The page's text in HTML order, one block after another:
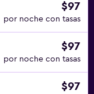
$97
por noche con tasas
$97
por noche con tasas
$97